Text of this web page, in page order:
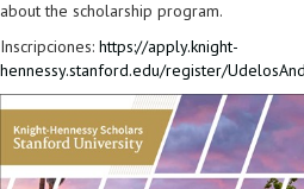
about the scholarship program.
Inscripciones: https://apply.knight-
hennessy.stanford.edu/register/
Doble titulación
Examen Saber Pro
Intercambios académicos
Práctica académica
Intercambio Is-Link
Grado
Maestría en Seguridad de la
Maestría en Ingeniería de
Maestría en Ingeniería de
Maestría en Ingeniería de
Personal de apoyo
Personal de laboratorios
Laboratorio de Ingeniería de
Laboratorios de Propósito General
Laboratorios de Seguridad de la
Sala de Video Juegos